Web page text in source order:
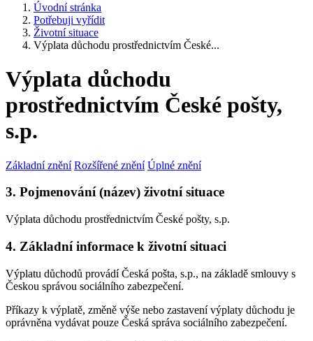
Úvodní stránka
Potřebuji vyřídit
Životní situace
Výplata důchodu prostřednictvím České...
Výplata důchodu
prostřednictvím České pošty,
s.p.
Základní znění Rozšířené znění Úplné znění
3. Pojmenování (název) životní situace
Výplata důchodu prostřednictvím České pošty, s.p.
4. Základní informace k životní situaci
Výplatu důchodů provádí Česká pošta, s.p., na základě smlouvy s
Českou správou sociálního zabezpečení.
Příkazy k výplatě, změně výše nebo zastavení výplaty důchodu je
oprávněna vydávat pouze Česká správa sociálního zabezpečení.